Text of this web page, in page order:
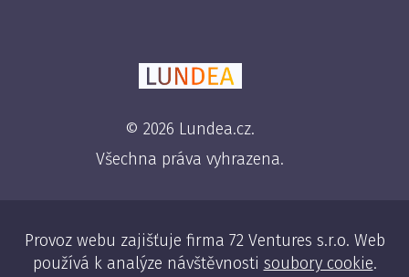
© 2026 Lundea.cz.
Všechna práva vyhrazena.
Provoz webu zajišťuje firma 72 Ventures s.r.o. Web
používá k analýze návštěvnosti soubory cookie.